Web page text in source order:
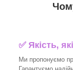
✅Якість,
Ми пропонуємо